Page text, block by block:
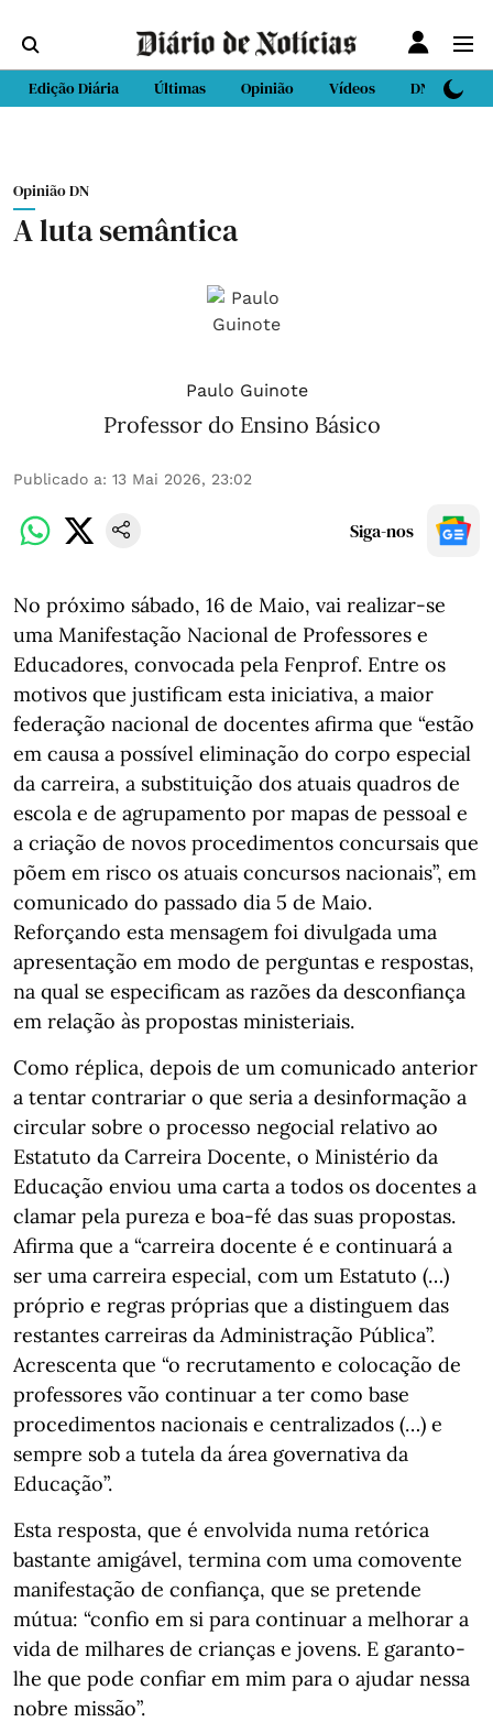
Edição Diária Últimas Opinião Vídeos DN Sport
Opinião DN
A luta semântica
Paulo Guinote
Professor do Ensino Básico
Publicado a: 13 Mai 2026, 23:02
Siga-nos
No próximo sábado, 16 de Maio, vai realizar-se
uma Manifestação Nacional de Professores e
Educadores, convocada pela Fenprof. Entre os
motivos que justificam esta iniciativa, a maior
federação nacional de docentes afirma que “estão
em causa a possível eliminação do corpo especial
da carreira, a substituição dos atuais quadros de
escola e de agrupamento por mapas de pessoal e
a criação de novos procedimentos concursais que
põem em risco os atuais concursos nacionais”, em
comunicado do passado dia 5 de Maio.
Reforçando esta mensagem foi divulgada uma
apresentação em modo de perguntas e respostas,
na qual se especificam as razões da desconfiança
em relação às propostas ministeriais.
Como réplica, depois de um comunicado anterior
a tentar contrariar o que seria a desinformação a
circular sobre o processo negocial relativo ao
Estatuto da Carreira Docente, o Ministério da
Educação enviou uma carta a todos os docentes a
clamar pela pureza e boa-fé das suas propostas.
Afirma que a “carreira docente é e continuará a
ser uma carreira especial, com um Estatuto (…)
próprio e regras próprias que a distinguem das
restantes carreiras da Administração Pública”.
Acrescenta que “o recrutamento e colocação de
professores vão continuar a ter como base
procedimentos nacionais e centralizados (…) e
sempre sob a tutela da área governativa da
Educação”.
Esta resposta, que é envolvida numa retórica
bastante amigável, termina com uma comovente
manifestação de confiança, que se pretende
mútua: “confio em si para continuar a melhorar a
vida de milhares de crianças e jovens. E garanto-
lhe que pode confiar em mim para o ajudar nessa
nobre missão”.